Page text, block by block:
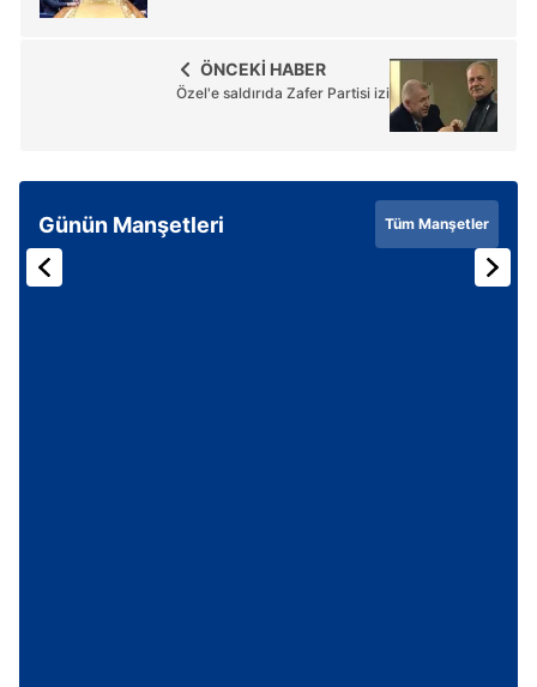
ÖNCEKİ HABER
Özel'e saldırıda Zafer Partisi izi
Günün Manşetleri Tüm Manşetler